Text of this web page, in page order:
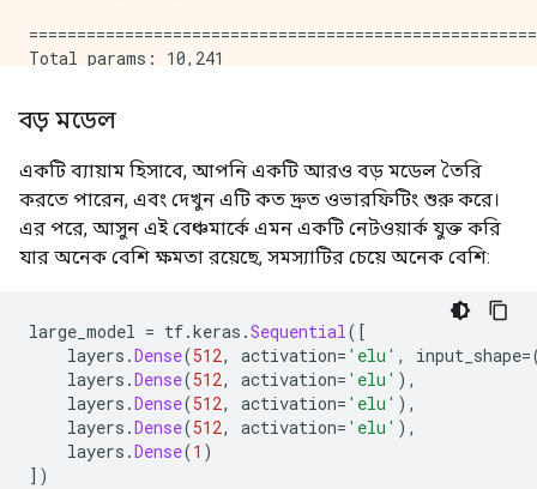
Total params: 10,241
Epoch: 0, accuracy:0.5017,
Epoch: 100, accuracy:0.7173,
বড় মডেল
একটি ব্যায়াম হিসাবে, আপনি একটি আরও বড় মডেল তৈরি
করতে পারেন, এবং দেখুন এটি কত দ্রুত ওভারফিটিং শুরু করে।
এর পরে, আসুন এই বেঞ্চমার্কে এমন একটি নেটওয়ার্ক যুক্ত করি
যার অনেক বেশি ক্ষমতা রয়েছে, সমস্যাটির চেয়ে অনেক বেশি:
large_model = tf.keras .Sequential([
layers .Dense(512, activation= 'elu' , input_shape
layers .Dense(512, activation= 'elu' ),
layers .Dense(512, activation= 'elu' ),
layers .Dense(512, activation= 'elu' ),
layers .Dense(1 )
])